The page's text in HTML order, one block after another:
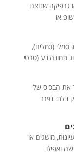
גרפיקה שנוצרו
או
סמלי (סמלים),
תמונה נע (סרטי
את הבסיס של
בלתי נפרד
מושגים או
ואפילו